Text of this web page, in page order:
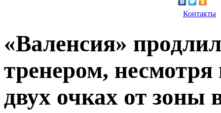
Контакты
«Валенсия»
тренером,
двух очках от зоны